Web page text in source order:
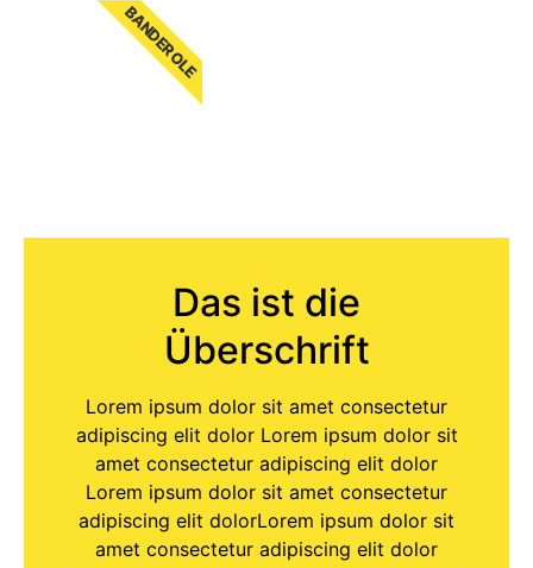
Das ist die
Überschrift
Lorem ipsum dolor sit amet consectetur
adipiscing elit dolor Lorem ipsum dolor sit
amet consectetur adipiscing elit dolor
Lorem ipsum dolor sit amet consectetur
adipiscing elit dolorLorem ipsum dolor sit
amet consectetur adipiscing elit dolor
BANDEROLE